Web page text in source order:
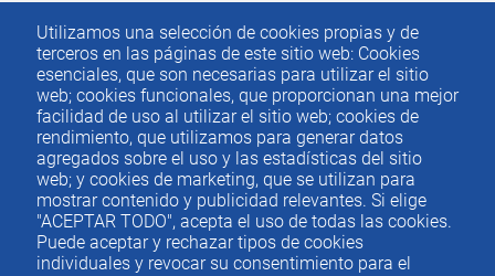
Utilizamos una selección de cookies propias y de
terceros en las páginas de este sitio web: Cookies
esenciales, que son necesarias para utilizar el sitio
web; cookies funcionales, que proporcionan una mejor
facilidad de uso al utilizar el sitio web; cookies de
rendimiento, que utilizamos para generar datos
agregados sobre el uso y las estadísticas del sitio
web; y cookies de marketing, que se utilizan para
mostrar contenido y publicidad relevantes. Si elige
"ACEPTAR TODO", acepta el uso de todas las cookies.
Puede aceptar y rechazar tipos de cookies
individuales y revocar su consentimiento para el
Menú
del
pie
Contacto
Menu
footer
ACTUALIDAD
IEE
PUBLICACIONES
IDEAS Y PENSAMIENTO